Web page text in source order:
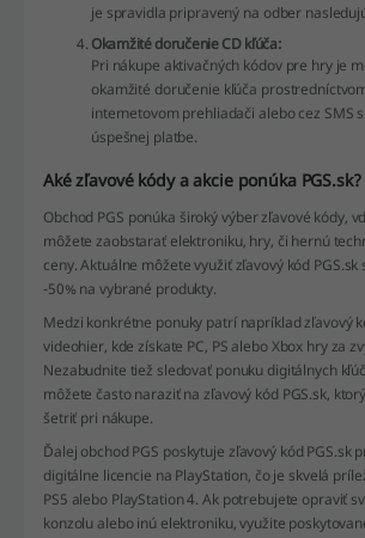
je spravidla pripravený na odber
Okamžité doručenie CD kľúča:
Pri nákupe aktivačných kódov pre hry je
okamžité doručenie kľúča
internetovom prehliadači alebo cez SMS
úspešnej platbe.
Aké zľavové kódy a akcie ponúka PGS.sk?
Obchod PGS ponúka široký výber zľavové kódy,
môžete zaobstarať elektroniku, hry, či hernú
ceny. Aktuálne môžete využiť zľavový kód
-50% na vybrané produkty.
Medzi konkrétne ponuky patrí napríklad zľavový
videohier, kde získate PC, PS alebo Xbox hry za
Nezabudnite tiež sledovať ponuku digitálnych
môžete často naraziť na zľavový kód PGS.sk,
šetriť pri nákupe.
Ďalej obchod PGS poskytuje zľavový kód PGS.sk
digitálne licencie na PlayStation, čo je skvelá
PS5 alebo PlayStation 4. Ak potrebujete opraviť
konzolu alebo inú elektroniku, využite